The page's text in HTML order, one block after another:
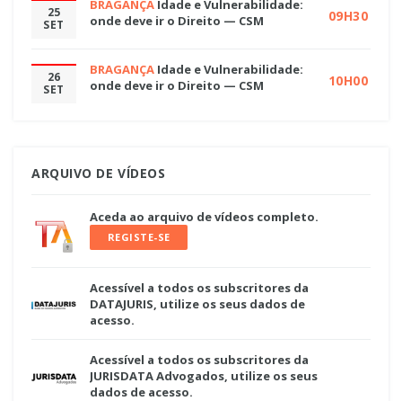
25
SET
BRAGANÇA Idade e Vulnerabilidade:
onde deve ir o Direito — CSM
09H30
26
SET
BRAGANÇA Idade e Vulnerabilidade:
onde deve ir o Direito — CSM
10H00
ARQUIVO DE VÍDEOS
Aceda ao arquivo de vídeos completo.
REGISTE-SE
Acessível a todos os subscritores da
DATAJURIS, utilize os seus dados de
acesso.
Acessível a todos os subscritores da
JURISDATA Advogados, utilize os seus
dados de acesso.